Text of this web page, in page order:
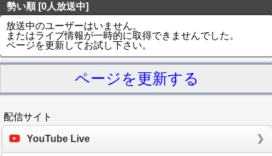
勢い順 [0人放送中]
放送中のユーザーはいません。
またはライブ情報が一時的に取得できませんでした。
ページを更新してお試し下さい。
ページを更新する
配信サイト
YouTube Live